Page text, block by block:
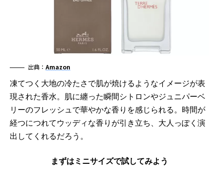
出典： Amazon
凍てつく大地の冷たさで肌が焼けるようなイメージが表
現された香水。肌に纏った瞬間シトロンやジュニパーベ
リーのフレッシュで華やかな香りを感じられる。時間が
経つにつれてウッディな香りが引き立ち、大人っぽく演
出してくれるだろう。
まずはミニサイズで試してみよう